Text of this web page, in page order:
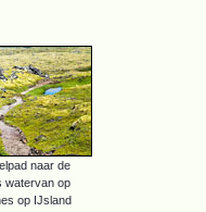
naar de
watervan op
op IJsland